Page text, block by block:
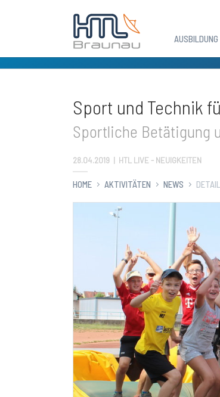
AUSBILDUNG
Sport und Technik
Sportliche Betätigung
28.04.2019 HTL LIVE - NEUIGKEITEN
HOME AKTIVITÄTEN NEWS